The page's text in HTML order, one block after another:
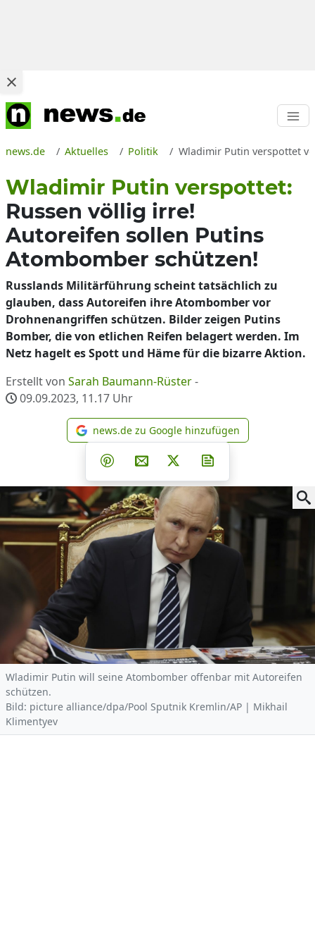
news.de Aktuelles Politik Wladimir Putin verspottet
Wladimir Putin verspottet:
Russen völlig irre!
Autoreifen sollen Putins
Atombomber schützen!
Russlands Militärführung scheint tatsächlich zu
glauben, dass Autoreifen ihre Atombomber vor
Drohnenangriffen schützen. Bilder zeigen Putins
Bomber, die von etlichen Reifen belagert werden. Im
Netz hagelt es Spott und Häme für die bizarre Aktion.
Erstellt von Sarah Baumann-Rüster-
09.09.2023, 11.17 Uhr
news.de zu Google
news.de zu Google hinzufügen
Teilen auf Facebook
Teilen auf Whatsapp
Teilen auf Telegram
Teilen auf Pinterest
Per E-Mail teilen
Post auf X
Wladimir Putin will seine Atombomber offenbar mit Autoreifen
schützen.
Bild: picture alliance/dpa/Pool Sputnik Kremlin/AP | Mikhail
Klimentyev